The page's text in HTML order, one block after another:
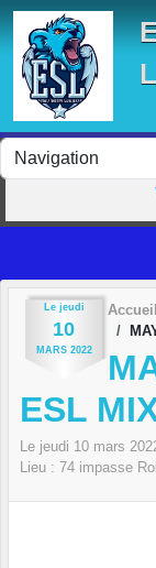
Le jeudi
10
MARS 2022
Accueil
ESL
Le jeudi 10 mars
Lieu : 74 impasse
Panneau de